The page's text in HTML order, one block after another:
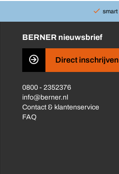
smart
BERNER nieuwsbrief
Direct inschrijven
0800 - 2352376
info@berner.nl
Contact & klantenservice
FAQ